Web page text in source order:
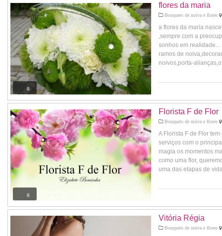
flores da maria
Bouquets de noiva e flores
a flores da maria
,sempre com a
sonhos em realidade...
ramos de
noivos,porta-
9
Florista F de Flor
Bouquets de noiva e flores
A Florista F de Flor
serviços com o
magia os momentos
como uma flor,
uma das etapas de
8
Vitória Régia
Bouquets de noiva e flores